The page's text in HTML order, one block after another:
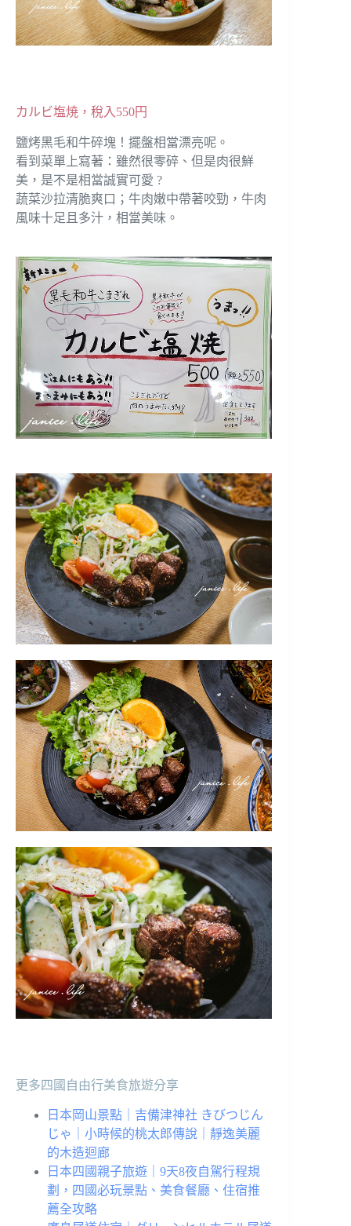
カルビ塩焼，稅入550円
鹽烤黑毛和牛碎塊！擺盤相當漂亮呢。
看到菜單上寫著：雖然很零碎、但是肉很鮮
美，是不是相當誠實可愛 ?
蔬菜沙拉清脆爽口；牛肉嫩中帶著咬勁，牛肉
風味十足且多汁，相當美味。
更多四國自由行美食旅遊分享
日本岡山景點｜吉備津神社 きびつじん
じゃ｜小時候的桃太郎傳說｜靜逸美麗
的木造迴廊
日本四國親子旅遊｜9天8夜自駕行程規
劃，四國必玩景點、美食餐廳、住宿推
薦全攻略